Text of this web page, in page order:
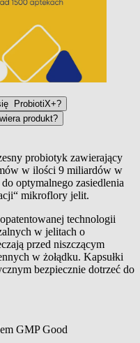
ProbiotiX+?
produkt?
probiotyk zawierający
w ilości 9 miliardów w
optymalnego zasiedlenia
mikroflory jelit.
technologii
w jelitach o
przed niszczącym
w żołądku. Kapsułki
bezpiecznie dotrzeć do
GMP Good